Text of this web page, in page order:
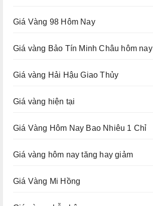
Giá Vàng 98 Hôm Nay
Giá vàng Bảo Tín Minh Châu hôm nay
Giá vàng Hải Hậu Giao Thủy
Giá vàng hiện tại
Giá Vàng Hôm Nay Bao Nhiêu 1 Chỉ
Giá vàng hôm nay tăng hay giảm
Giá Vàng Mi Hồng